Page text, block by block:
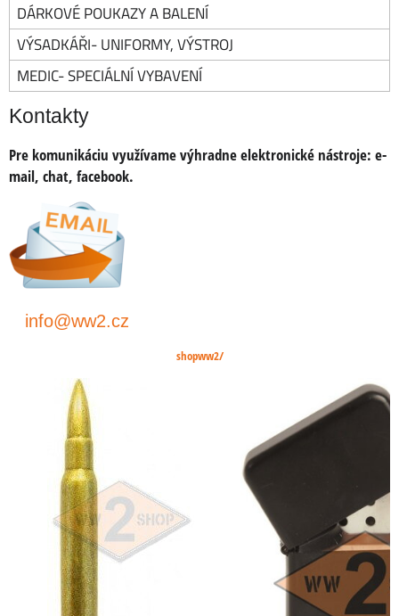
DÁRKOVÉ POUKAZY A BALENÍ
VÝSADKÁŘI- UNIFORMY, VÝSTROJ
MEDIC- SPECIÁLNÍ VYBAVENÍ
Kontakty
Pre komunikáciu využívame výhradne elektronické nástroje: e-
mail, chat, facebook.
info@ww2.cz
shopww2/